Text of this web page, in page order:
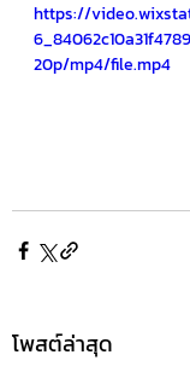
https://
20p/mp4/file.mp4
โพสต์ล่าสุด